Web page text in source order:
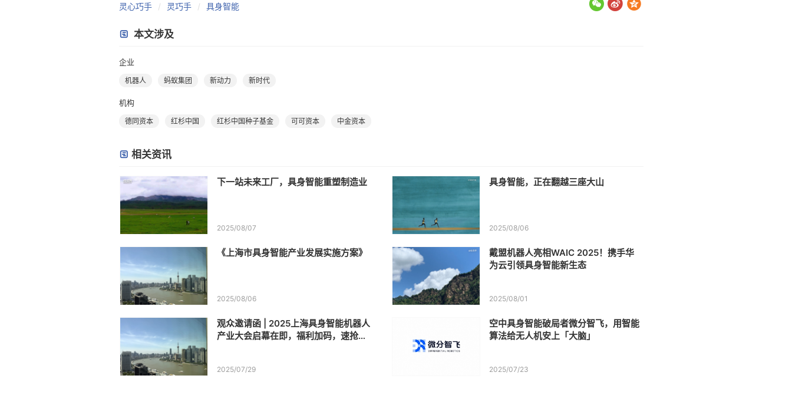
灵心巧手 灵巧手 具身智能
本文涉及
企业
机器人 蚂蚁集团 新动力 新时代
机构
德同资本 红杉中国 红杉中国种子基金 可可资本 中金资本
相关资讯
下一站未来工厂，具身智能重塑制造业
2025/08/07
具身智能，正在翻越三座大山
2025/08/06
《上海市具身智能产业发展实施方案》
2025/08/06
戴盟机器人亮相WAIC 2025！携手华
为云引领具身智能新生态
2025/08/01
观众邀请函 | 2025上海具身智能机器人
产业大会启幕在即，福利加码，速抢千
2025/07/29
空中具身智能破局者微分智飞，用智能
算法给无人机安上「大脑」
2025/07/23